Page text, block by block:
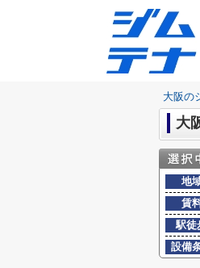
大阪の
大
地
賃
駅徒
設備